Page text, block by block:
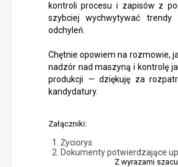
kontroli procesu i zapisów z
szybciej wychwytywać trendy
odchyleń.
Chętnie opowiem na rozmowie,
nadzór nad maszyną i kontrolę
produkcji — dziękuję za
kandydatury.
Załączniki:
Życiorys
Dokumenty potwierdzające
Z wyrazami